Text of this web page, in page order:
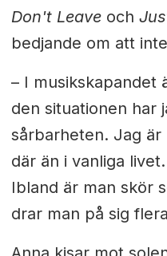
Don't Leaveoch
bedjande om att
– I musikskapandet
den situationen har
sårbarheten. Jag
där än i vanliga
Ibland är man skör
drar man på sig